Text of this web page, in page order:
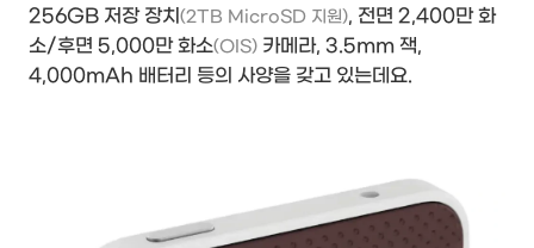
256GB 저장 장치 (2TB MicroSD 지원), 전면 2,400만 화
소/후면 5,000만 화소(OIS) 카메라, 3.5mm 잭,
4,000mAh 배터리 등의 사양을 갖고 있는데요.